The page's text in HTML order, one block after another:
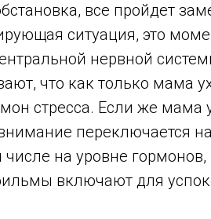
все пройдет
ситуация, это
нервной
что как только мама
стресса. Если же
переключается
на уровне гормонов,
включают для